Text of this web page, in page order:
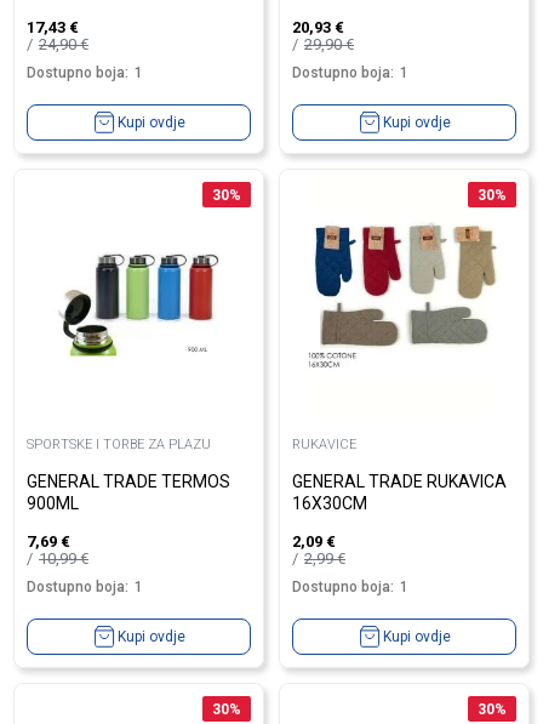
17,43 €
24,90€
Dostupno boja: 1
Kupi ovdje
20,93 €
29,90€
Dostupno boja: 1
Kupi ovdje
30%
SPORTSKE I TORBE ZA PLAZU
GENERAL TRADE TERMOS
900ML
7,69 €
10,99€
Dostupno boja: 1
Kupi ovdje
30%
RUKAVICE
GENERAL TRADE RUKAVICA
16X30CM
2,09 €
2,99€
Dostupno boja: 1
Kupi ovdje
30% 30%